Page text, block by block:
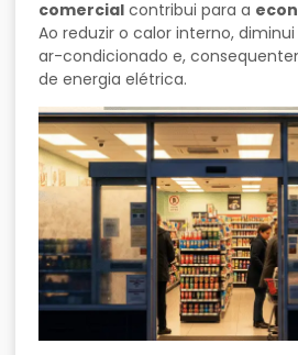
comercial contribui para a
Ao reduzir o calor interno,
ar-condicionado e,
de energia elétrica.